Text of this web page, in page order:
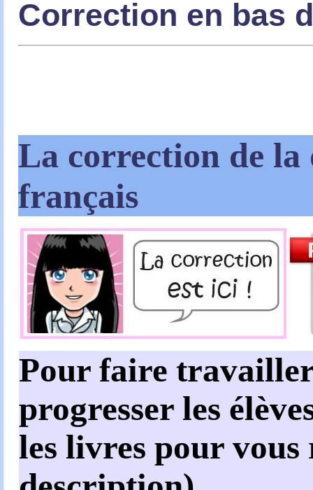
Correction en bas
La correction de la
français
Pour faire
progresser les
les livres pour